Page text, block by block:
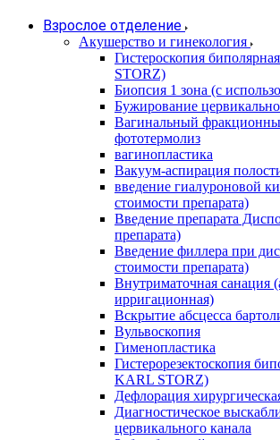
Взрослое отделение
Акушерство и гинекология
Гистероскопия
STORZ)
Биопсия 1 зона (с
Бужирование
Вагинальный
фототермолиз
вагинопластика
Вакуум-аспирация
введение гиалуроновой
стоимости препарата)
Введение препарата
препарата)
Введение филлера при
стоимости препарата)
Внутриматочная санация
ирригационная)
Вскрытие абсцесса
Вульвоскопия
Гименопластика
Гистерорезектоскопия
KARL STORZ)
Дефлорация
Диагностическое
цервикального канала